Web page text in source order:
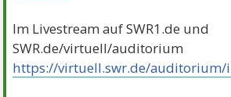
Im Livestream auf SWR1.de und
SWR.de/virtuell/auditorium
https://virtuell.swr.de/